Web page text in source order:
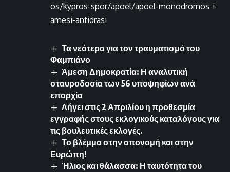
os/kypros-spor/apoel/apoel-monodromos-i-
amesi-antidrasi
Τα νεότερα για τον τραυματισμό του
Φαμπιάνο
Άμεση Δημοκρατία: Η αναλυτική
σταυροδοσία των 56 υποψηφίων ανά
επαρχία
Λήγει στις 2 Απριλίου η προθεσμία
εγγραφής στους εκλογικούς καταλόγους για
τις βουλευτικές εκλογές.
Το βλέμμα στην απονομή και στην
Ευρώπη!
Ήλιος και θάλασσα: Η ταυτότητα του